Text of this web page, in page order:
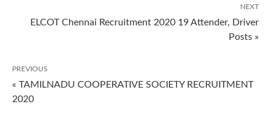
NEXT
ELCOT Chennai Recruitment 2020 19 Attender, Driver
Posts »
PREVIOUS
« TAMILNADU COOPERATIVE SOCIETY RECRUITMENT
2020